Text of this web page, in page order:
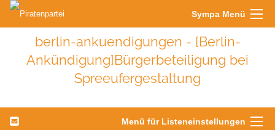
Sympa Menü
berlin-ankuendigungen - [Berlin-
Ankündigung]Bürgerbeteiligung bei
Spreeufergestaltung
Menü für Listeneinstellungen